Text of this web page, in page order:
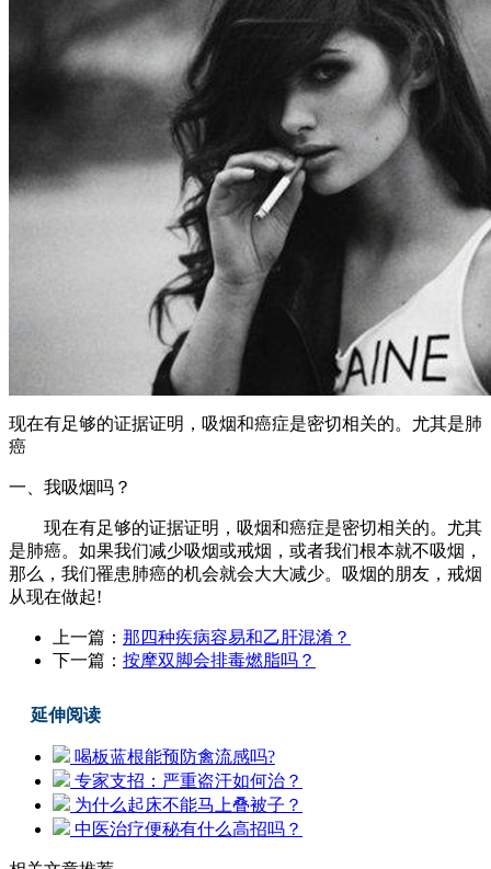
现在有足够的证据证明，吸烟和癌症是密切相关的。尤其是肺
癌
一、我吸烟吗？
现在有足够的证据证明，吸烟和癌症是密切相关的。尤其
是肺癌。如果我们减少吸烟或戒烟，或者我们根本就不吸烟，
那么，我们罹患肺癌的机会就会大大减少。吸烟的朋友，戒烟
从现在做起!
上一篇： 那四种疾病容易和乙肝混淆？
下一篇： 按摩双脚会排毒燃脂吗？
延伸阅读
喝板蓝根能预防禽流感吗?
专家支招：严重盗汗如何治？
为什么起床不能马上叠被子？
中医治疗便秘有什么高招吗？